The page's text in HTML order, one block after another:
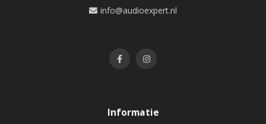
info@audioexpert.nl
Informatie